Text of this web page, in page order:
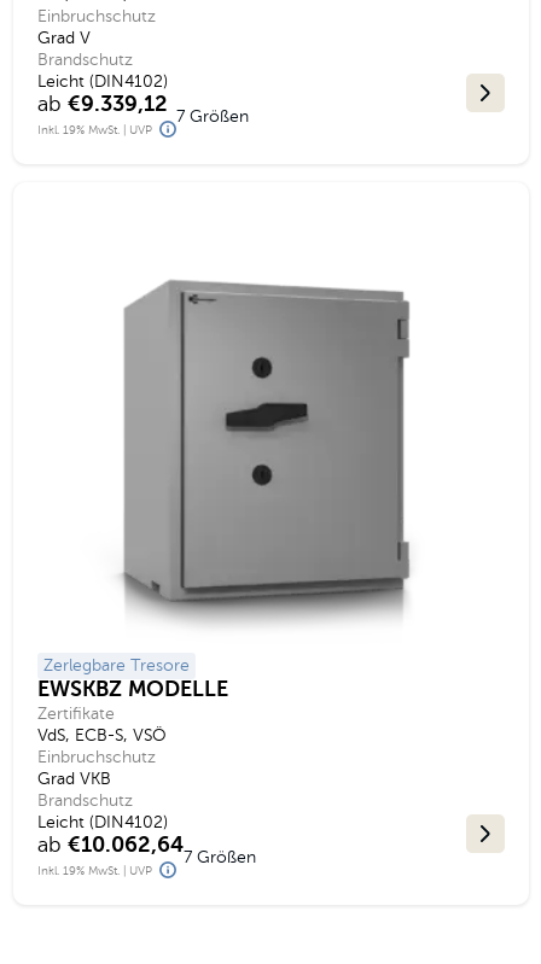
Einbruchschutz
Grad V
Brandschutz
Leicht (DIN4102)
ab €9.339,12
Inkl. 19% MwSt. | UVP
7 Größen
Zerlegbare Tresore
EWSKBZ MODELLE
Zertifikate
VdS, ECB-S, VSÖ
Einbruchschutz
Grad VKB
Brandschutz
Leicht (DIN4102)
ab €10.062,64
Inkl. 19% MwSt. | UVP
7 Größen